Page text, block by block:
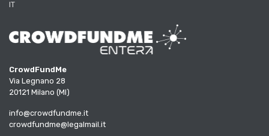
IT
CrowdFundMe
Via Legnano 28
20121 Milano (MI)
info@crowdfundme.it
crowdfundme@legalmail.it